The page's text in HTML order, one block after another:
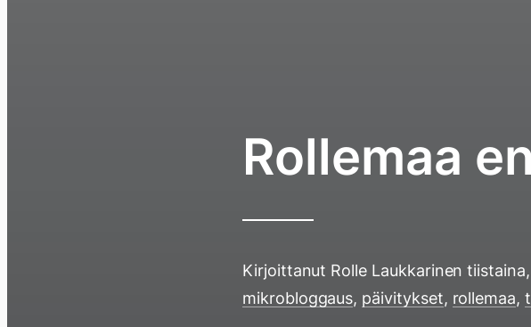
Rollemaa
Kirjoittanut Rolle Laukkarinen
mikrobloggaus, päivitykset, rollemaa,